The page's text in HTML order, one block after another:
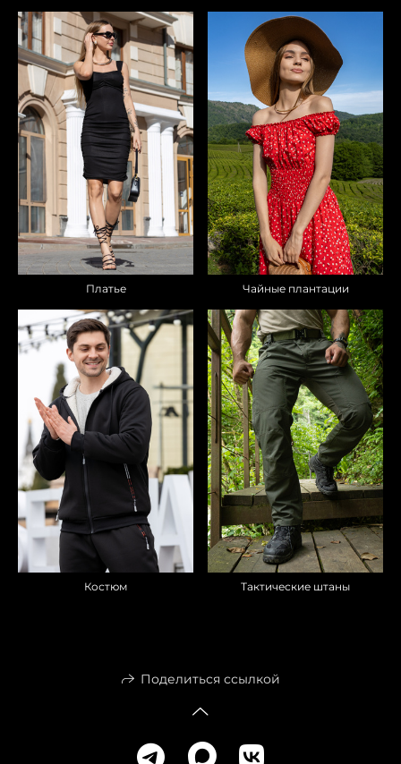
Платье Чайные плантации
Костюм Тактические штаны
Поделиться ссылкой